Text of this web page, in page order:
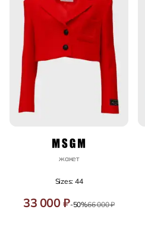
жакет
Sizes: 44
33 000 ₽-50%66 000 ₽